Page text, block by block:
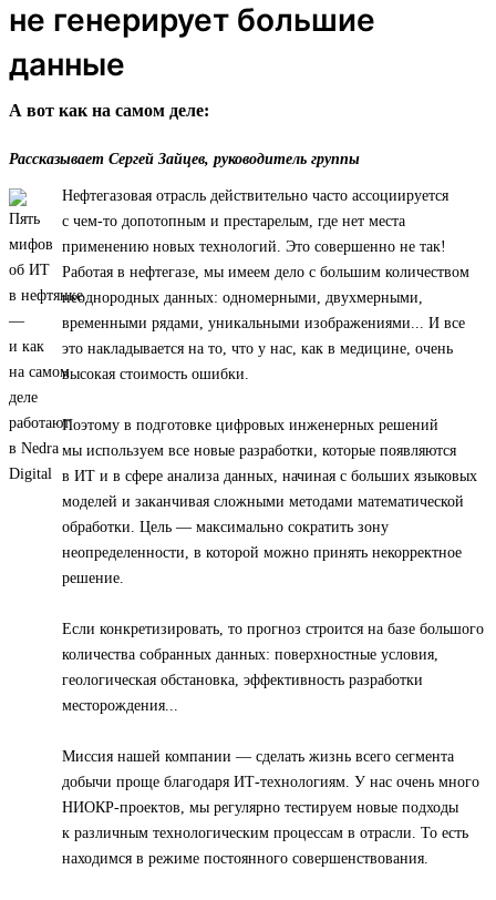
не генерирует большие
данные
А вот как на самом деле:
Рассказывает Сергей Зайцев, руководитель группы
Нефтегазовая отрасль действительно часто ассоциируется
с чем-то допотопным и престарелым, где нет места
применению новых технологий. Это совершенно не так!
Работая в нефтегазе, мы имеем дело с большим количеством
неоднородных данных: одномерными, двухмерными,
временными рядами, уникальными изображениями... И все
это накладывается на то, что у нас, как в медицине, очень
высокая стоимость ошибки.
Поэтому в подготовке цифровых инженерных решений
мы используем все новые разработки, которые появляются
в ИТ и в сфере анализа данных, начиная с больших языковых
моделей и заканчивая сложными методами математической
обработки. Цель — максимально сократить зону
неопределенности, в которой можно принять некорректное
решение.
Если конкретизировать, то прогноз строится на базе большого
количества собранных данных: поверхностные условия,
геологическая обстановка, эффективность разработки
месторождения...
Миссия нашей компании — сделать жизнь всего сегмента
добычи проще благодаря ИТ-технологиям. У нас очень много
НИОКР-проектов, мы регулярно тестируем новые подходы
к различным технологическим процессам в отрасли. То есть
находимся в режиме постоянного совершенствования.